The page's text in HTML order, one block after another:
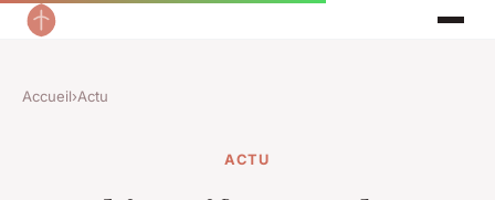
Accueil›Actu
ACTU